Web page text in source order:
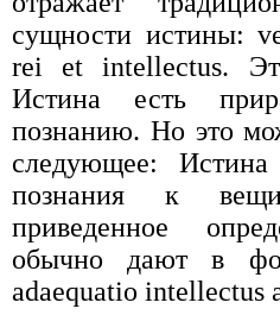
сущности истины:
rei et intellectus.
Истина есть
познанию. Но это
следующее: Истина
познания к
приведенное
обычно дают в
adaequatio intellectus